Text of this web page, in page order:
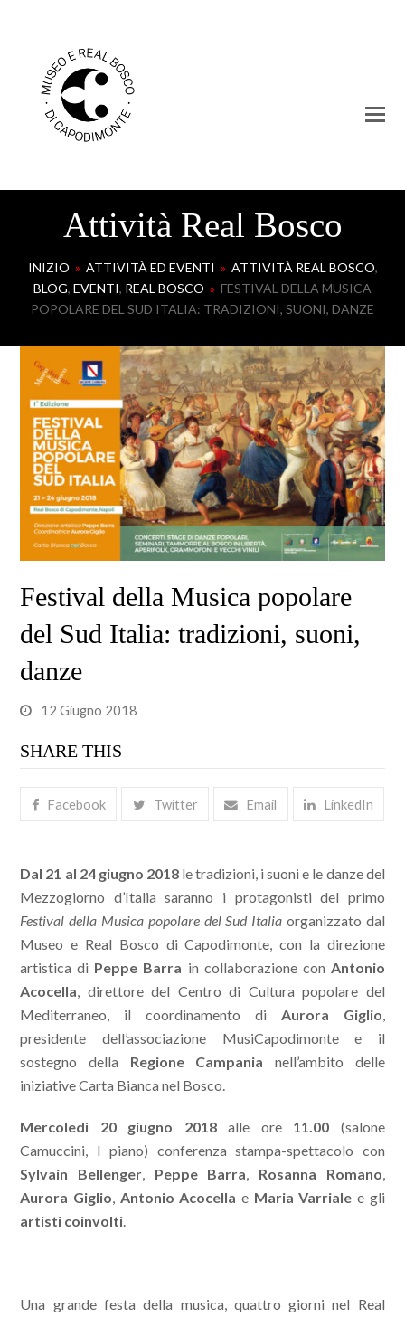
Attività Real Bosco
INIZIO » ATTIVITÀ ED EVENTI » ATTIVITÀ REAL BOSCO,
BLOG, EVENTI, REAL BOSCO » FESTIVAL DELLA MUSICA
POPOLARE DEL SUD ITALIA: TRADIZIONI, SUONI, DANZE
Festival della Musica popolare
del Sud Italia: tradizioni, suoni,
danze
12 Giugno 2018
SHARE THIS
Facebook Twitter Email LinkedIn
Dal 21 al 24 giugno 2018le tradizioni, i suoni e le danze del
Mezzogiorno d’Italia saranno i protagonisti del primo
Festival della Musica popolare del Sud Italia organizzato dal
Museo e Real Bosco di Capodimonte, con la direzione
artistica di Peppe Barra in collaborazione con Antonio
Acocella , direttore del Centro di Cultura popolare del
Mediterraneo, il coordinamento di Aurora Giglio
presidente dell’associazione MusiCapodimonte e il
sostegno della Regione Campania nell’ambito delle
iniziative Carta Bianca nel Bosco.
Mercoledì 20 giugno 2018alle ore 11.00 (salone
Camuccini, I piano) conferenza stampa-spettacolo con
Sylvain Bellenger
Peppe Barra Rosanna Romano
Aurora Giglio Antonio Acocella e Maria Varriale e gli
artisti coinvolti
Una grande festa della musica, quattro giorni nel Real